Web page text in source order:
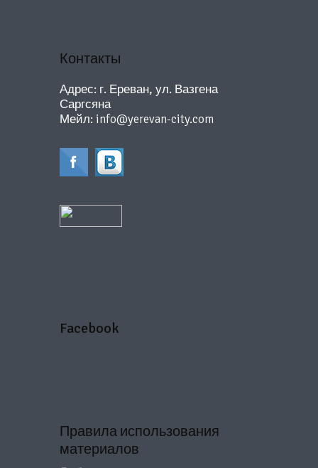
Контакты
Адрес: г. Ереван, ул. Вазгена
Саргсяна
Мейл: info@yerevan-city.com
Facebook
Правила использования
материалов